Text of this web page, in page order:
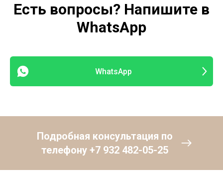
Есть вопросы? Напишите в
WhatsApp
WhatsApp
Подробная консультация по
телефону +7 932 482-05-25